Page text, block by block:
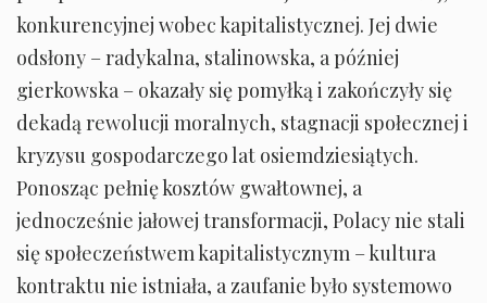
konkurencyjnej wobec kapitalistycznej. Jej dwie
odsłony – radykalna, stalinowska, a później
gierkowska – okazały się pomyłką i zakończyły się
dekadą rewolucji moralnych, stagnacji społecznej i
kryzysu gospodarczego lat osiemdziesiątych.
Ponosząc pełnię kosztów gwałtownej, a
jednocześnie jałowej transformacji, Polacy nie stali
się społeczeństwem kapitalistycznym – kultura
kontraktu nie istniała, a zaufanie było systemowo